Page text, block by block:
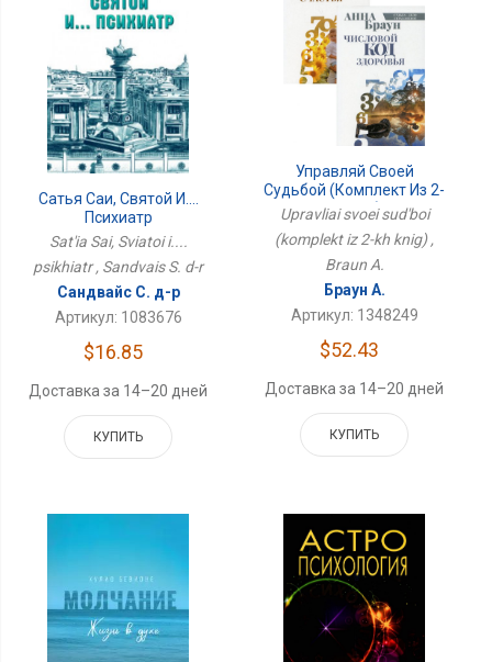
Сатья Саи, Святой И....
Психиатр
Sat'ia Sai, Sviatoi i....
psikhiatr , Sandvais S. d-r
Сандвайс С. д-р
Артикул: 1083676
$16.85
Доставка за 14–20 дней
КУПИТЬ
Управляй Своей
Судьбой (комплект Из 2-
Х Книг)
Upravliai svoei sud'boi
(komplekt iz 2-kh knig) ,
Braun A.
Браун А.
Артикул: 1348249
$52.43
Доставка за 14–20 дней
КУПИТЬ